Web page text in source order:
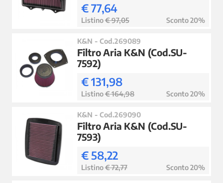
€ 77,64
Listino€ 97,05 Sconto 20%
K&N - Cod.269089
Filtro Aria K&N (Cod.SU-
7592)
€ 131,98
Listino€ 164,98 Sconto 20%
K&N - Cod.269090
Filtro Aria K&N (Cod.SU-
7593)
€ 58,22
Listino€ 72,77 Sconto 20%